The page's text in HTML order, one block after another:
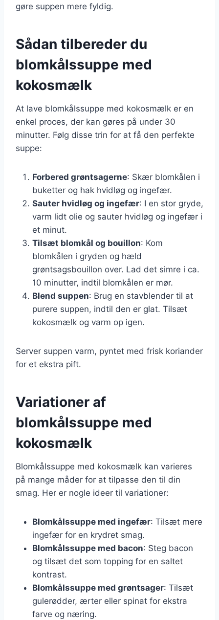
gøre suppen mere fyldig.
Sådan tilbereder du
blomkålssuppe med
kokosmælk
At lave blomkålssuppe med kokosmælk er en
enkel proces, der kan gøres på under 30
minutter. Følg disse trin for at få den perfekte
suppe:
Forbered grøntsagerne: Skær blomkålen i
buketter og hak hvidløg og ingefær.
Sauter hvidløg og ingefær: I en stor gryde,
varm lidt olie og sauter hvidløg og ingefær i
et minut.
Tilsæt blomkål og bouillon: Kom
blomkålen i gryden og hæld
grøntsagsbouillon over. Lad det simre i ca.
10 minutter, indtil blomkålen er mør.
Blend suppen: Brug en stavblender til at
purere suppen, indtil den er glat. Tilsæt
kokosmælk og varm op igen.
Server suppen varm, pyntet med frisk koriander
for et ekstra pift.
Variationer af
blomkålssuppe med
kokosmælk
Blomkålssuppe med kokosmælk kan varieres
på mange måder for at tilpasse den til din
smag. Her er nogle ideer til variationer:
Blomkålssuppe med ingefær: Tilsæt mere
ingefær for en krydret smag.
Blomkålssuppe med bacon: Steg bacon
og tilsæt det som topping for en saltet
kontrast.
Blomkålssuppe med grøntsager: Tilsæt
gulerødder, ærter eller spinat for ekstra
farve og næring.